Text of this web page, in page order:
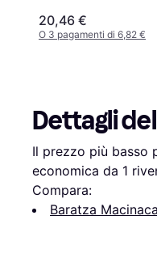
20,46 €
O 3 pagamenti di 6,82 €
Dettagli
Il prezzo più basso
economica da 1
Compara:
Baratza